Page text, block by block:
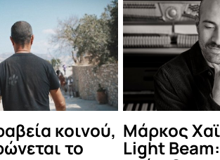
Οι Πυξ Λαξ στο
Θέατρο Βράχων